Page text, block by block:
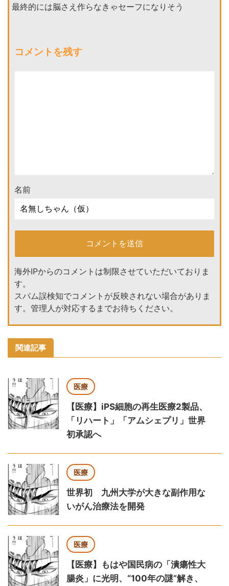
最終的には脳さえ作らなきゃセーフになりそう
コメントを残す
名前
海外IPからのコメントは制限させていただいておりま
す。
スパム誤検知でコメントが反映されない場合がありま
す。管理人が対応するまでお待ちください。
関連記事
医療
【医療】iPS細胞の再生医療2製品、
「リハート」「アムシェプリ」世界
初承認へ
医療
世界初 九州大学が大きな副作用な
いがん治療法を開発
医療
【医療】もはや国民病の「潰瘍性大
腸炎」に光明、“100年の謎”解き、